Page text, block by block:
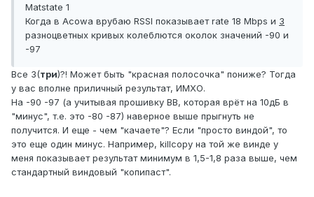
Matstate 1
Когда в Acowa врубаю RSSI показывает rate 18 Mbps и 3
разноцветных кривых колеблются околок значений -90 и
-97
Все 3(три)?! Может быть "красная полосочка" пониже? Тогда
у вас вполне приличный результат, ИМХО.
На -90 -97 (а учитывая прошивку ВВ, которая врёт на 10дБ в
"минус", т.е. это -80 -87) наверное выше прыгнуть не
получится. И еще - чем "качаете"? Если "просто виндой", то
это еще один минус. Например, killcopy на той же винде у
меня показывает результат минимум в 1,5-1,8 раза выше, чем
стандартный виндовый "копипаст".